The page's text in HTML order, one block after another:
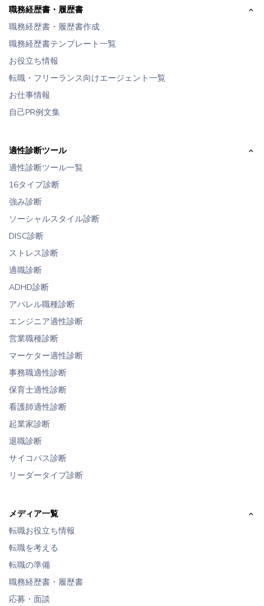
職務経歴書・履歴書
職務経歴書・履歴書作成
職務経歴書テンプレート一覧
お役立ち情報
転職・フリーランス向けエージェント一覧
お仕事情報
自己PR例文集
適性診断ツール
適性診断ツール一覧
16タイプ診断
強み診断
ソーシャルスタイル診断
DISC診断
ストレス診断
適職診断
ADHD診断
アパレル職種診断
エンジニア適性診断
営業職種診断
マーケター適性診断
事務職適性診断
保育士適性診断
看護師適性診断
起業家診断
退職診断
サイコパス診断
リーダータイプ診断
メディア一覧
転職お役立ち情報
転職を考える
転職の準備
職務経歴書・履歴書
応募・面談